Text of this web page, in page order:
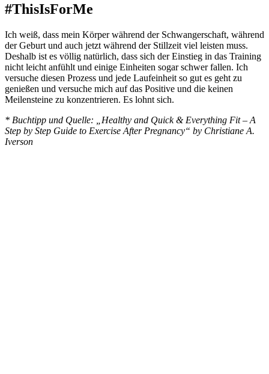
#ThisIsForMe
Ich weiß, dass mein Körper während der Schwangerschaft, während
der Geburt und auch jetzt während der Stillzeit viel leisten muss.
Deshalb ist es völlig natürlich, dass sich der Einstieg in das Training
nicht leicht anfühlt und einige Einheiten sogar schwer fallen. Ich
versuche diesen Prozess und jede Laufeinheit so gut es geht zu
genießen und versuche mich auf das Positive und die keinen
Meilensteine zu konzentrieren. Es lohnt sich.
* Buchtipp und Quelle: „Healthy and Quick & Everything Fit – A
Step by Step Guide to Exercise After Pregnancy“ by Christiane A.
Iverson